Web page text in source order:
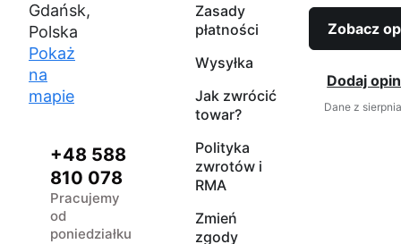
Gdańsk,
Polska
Pokaż
na
mapie
+48 588
810 078
Pracujemy
od
poniedziałku
Zasady
płatności
Wysyłka
Jak zwrócić
towar?
Polityka
zwrotów i
RMA
Zmień
zgody
Zobacz
Dodaj
Dane z